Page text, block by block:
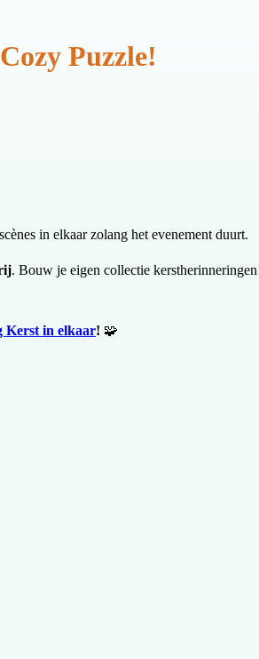
Puzzle!
in elkaar zolang het evenement duurt.
. Bouw je eigen collectie
Kerst in elkaar! 🧩